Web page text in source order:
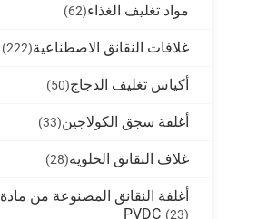
مواد تغليف الغذاء(62)
غلافات النقانق الاصطناعية(222)
أكياس تغليف الدجاج(50)
أغلفة سجق الكولاجين(33)
غلاف النقانق الخلوية(28)
أغلفة النقانق المصنوعة من مادة
PVDC (23)